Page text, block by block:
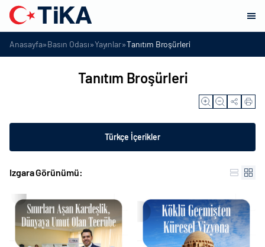
Anasayfa»Basın Odası»Yayınlar»Tanıtım Broşürleri
Tanıtım Broşürleri
Türkçe İçerikler
Izgara Görünümü: